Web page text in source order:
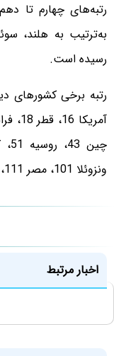
رتبه‌های چهارم تا
به‌ترتیب به هلند،
رسیده است.
ونزوئلا 101، مصر 111، پاکستان 112، و اتیوپی 116.
اخبار مرتبط